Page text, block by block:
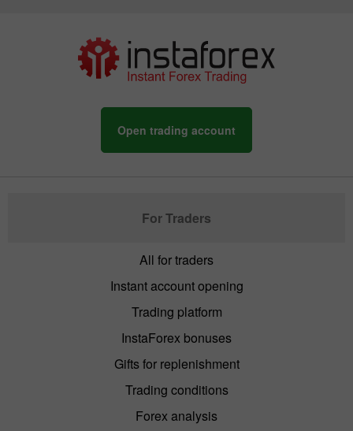
Open trading account
For Traders
All for traders
Instant account opening
Trading platform
InstaForex bonuses
Gifts for replenishment
Trading conditions
Forex analysis